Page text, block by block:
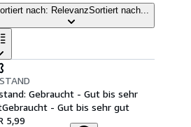
nach: RelevanzSortiert nach...
Gebraucht - Gut bis sehr
Gebraucht - Gut bis sehr gut
5,99